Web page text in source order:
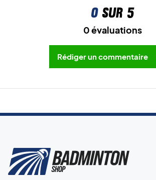
0sur 5
0 évaluations
Rédiger un commentaire